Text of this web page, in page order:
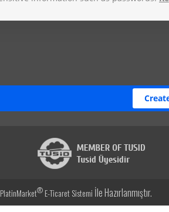
PlatinMarket®E-Ticaret Sistemi İle Hazırlanmıştır.